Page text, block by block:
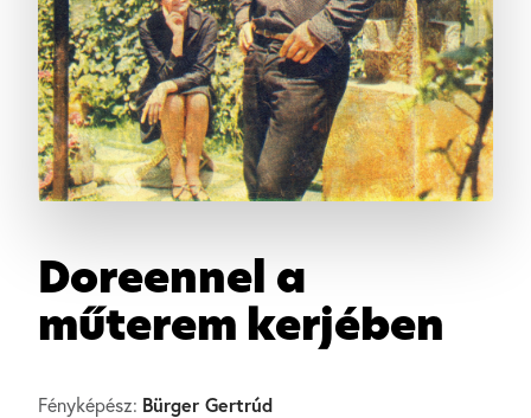
Doreennel a
műterem kerjében
Fényképész: Bürger Gertrúd